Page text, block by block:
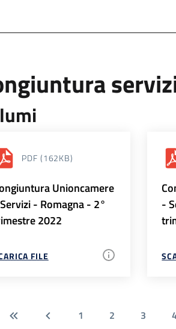
PDF (162KB)
Unioncamere
- Romagna - 2°
2022
FILE
-
1 2 3